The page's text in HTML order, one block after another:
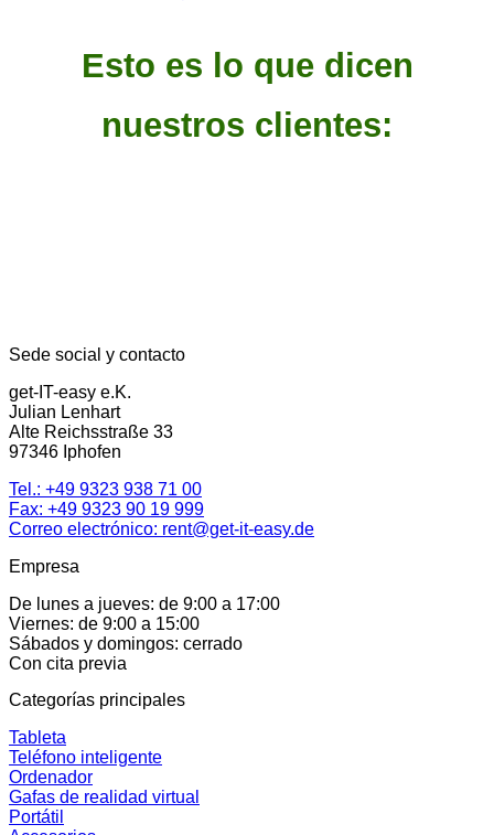
Esto es lo que dicen
nuestros clientes:
Sede social y contacto
get-IT-easy e.K.
Julian Lenhart
Alte Reichsstraße 33
97346 Iphofen
Tel.: +49 9323 938 71 00
Fax: +49 9323 90 19 999
Correo electrónico: rent@get-it-easy.de
Empresa
De lunes a jueves: de 9:00 a 17:00
Viernes: de 9:00 a 15:00
Sábados y domingos: cerrado
Con cita previa
Categorías principales
Tableta
Teléfono inteligente
Ordenador
Gafas de realidad virtual
Portátil